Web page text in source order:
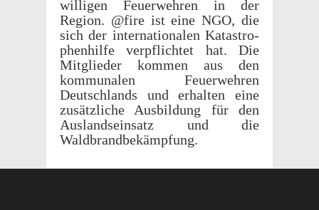
willi­gen Feuer­wehren in der
Region. @fire ist eine NGO, die
sich der inter­na­tionalen Katas­tro­
phen­hilfe verpflichtet hat. Die
Mitglieder kommen aus den
kommu­nalen Feuer­wehren
Deutsch­lands und erhal­ten eine
zusät­zliche Ausbil­dung für den
Ausland­sein­satz und die
Waldbrandbekämpfung.